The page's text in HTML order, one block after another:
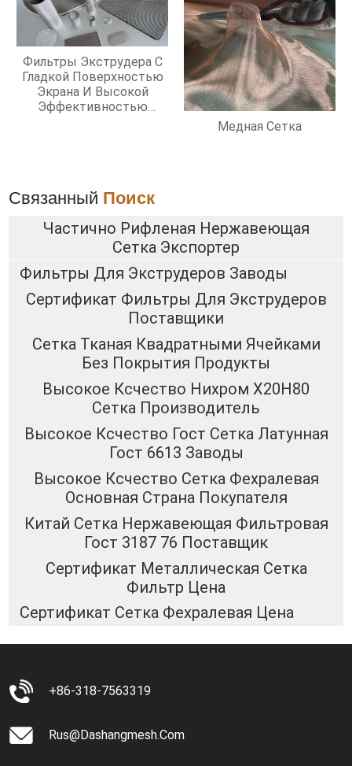
Фильтры Экструдера С
Гладкой Поверхностью
Экрана И Высокой
Эффективностью
Медная Сетка
Связанный Поиск
Частично Рифленая Нержавеющая
Сетка Экспортер
Фильтры Для Экструдеров Заводы
Сертификат Фильтры Для Экструдеров
Поставщики
Сетка Тканая Квадратными Ячейками
Без Покрытия Продукты
Высокое Ксчество Нихром Х20Н80
Сетка Производитель
Высокое Ксчество Гост Сетка Латунная
Гост 6613 Заводы
Высокое Ксчество Сетка Фехралевая
Основная Страна Покупателя
Китай Сетка Нержавеющая Фильтровая
Гост 3187 76 Поставщик
Сертификат Металлическая Сетка
Фильтр Цена
Сертификат Сетка Фехралевая Цена
+86-318-7563319
Rus@dashangmesh.com